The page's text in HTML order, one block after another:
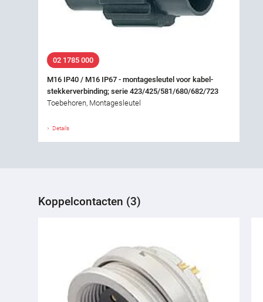
02 1785 000
M16 IP40 / M16 IP67 - montagesleutel voor kabel-
stekkerverbinding; serie 423/425/581/680/682/723
Toebehoren, Montagesleutel
Details
Koppelcontacten (3)